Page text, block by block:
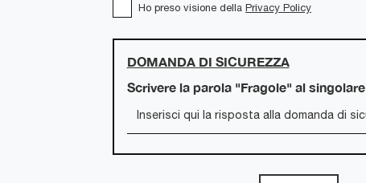
Ho preso visione della Privacy Policy
DOMANDA DI SICUREZZA
Scrivere la parola "Fragole" al singolare